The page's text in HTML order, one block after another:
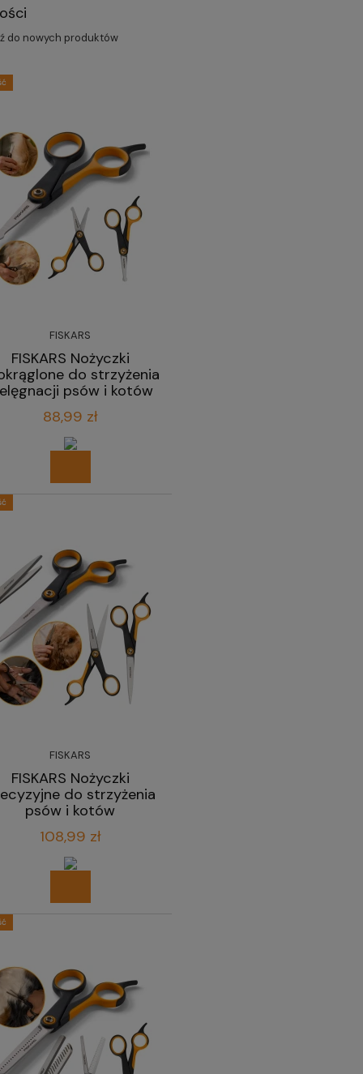
do nowych produktów
FISKARS
FISKARS Nożyczki
do strzyżenia
psów i kotów
88,99 zł
FISKARS
FISKARS Nożyczki
do strzyżenia
psów i kotów
profesjonalne 17 cm
108,99 zł